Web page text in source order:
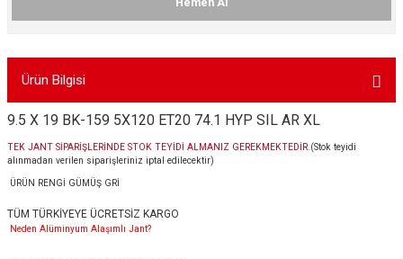
Çelik Jantlar
Jant
Ürün Bilgisi
9.5 X 19 BK-159 5X120 ET20 74.1 HYP SIL AR XL
TEK JANT SİPARİŞLERİNDE STOK TEYİDİ ALMANIZ GEREKMEKTEDİR. (Stok teyidi
alınmadan verilen siparişleriniz iptal edilecektir)
ÜRÜN RENGİ GÜMÜŞ GRİ
TÜM TÜRKİYEYE ÜCRETSİZ KARGO
Neden Alüminyum Alaşımlı Jant?